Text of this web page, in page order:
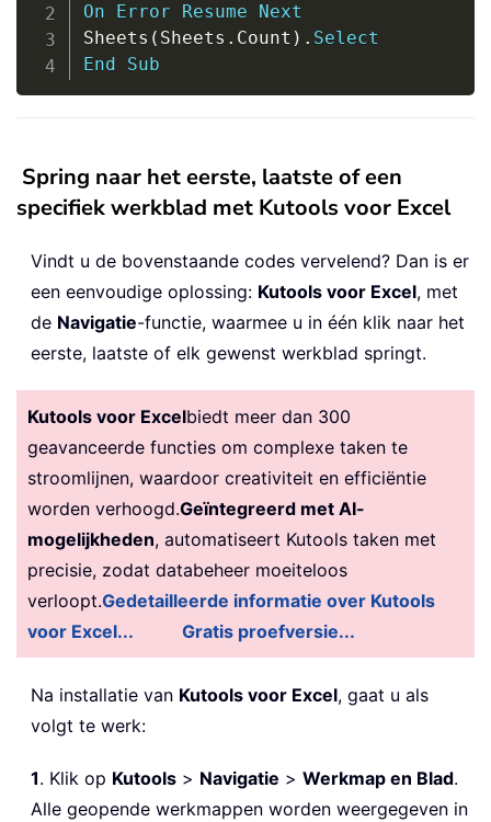
On
Error Resume
Next
Sheets ( Sheets . Count ) . Select
End
Sub
Spring naar het eerste, laatste of een
specifiek werkblad met Kutools voor Excel
Vindt u de bovenstaande codes vervelend? Dan is er
een eenvoudige oplossing: Kutools voor Excel, met
de Navigatie-functie, waarmee u in één klik naar het
eerste, laatste of elk gewenst werkblad springt.
Kutools voor Excelbiedt meer dan 300
geavanceerde functies om complexe taken te
stroomlijnen, waardoor creativiteit en efficiëntie
worden verhoogd.Geïntegreerd met AI-
mogelijkheden, automatiseert Kutools taken met
precisie, zodat databeheer moeiteloos
verloopt.Gedetailleerde informatie over Kutools
voor Excel...
Gratis proefversie...
Na installatie van Kutools voor Excel, gaat u als
volgt te werk:
1. Klik op Kutools > Navigatie > Werkmap en Blad.
Alle geopende werkmappen worden weergegeven in